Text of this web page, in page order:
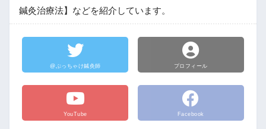
鍼灸治療法】などを紹介しています。
@ぶっちゃけ鍼灸師 プロフィール
YouTube Facebook